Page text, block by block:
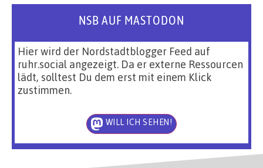
NSB AUF MASTODON
Hier wird der Nordstadtblogger Feed auf
ruhr.social angezeigt. Da er externe Ressourcen
lädt, solltest Du dem erst mit einem Klick
zustimmen.
WILL ICH SEHEN!